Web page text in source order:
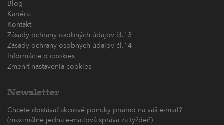
Blog
Kariéra
Kontakt
Zásady ochrany osobných údajov čl.13
Zásady ochrany osobných údajov čl.14
Informácie o cookies
Zmeniť nastavenia cookies
Newsletter
Chcete dostávať akciové ponuky priamo na váš e-mail?
(maximálne jedna e-mailová správa za týždeň)